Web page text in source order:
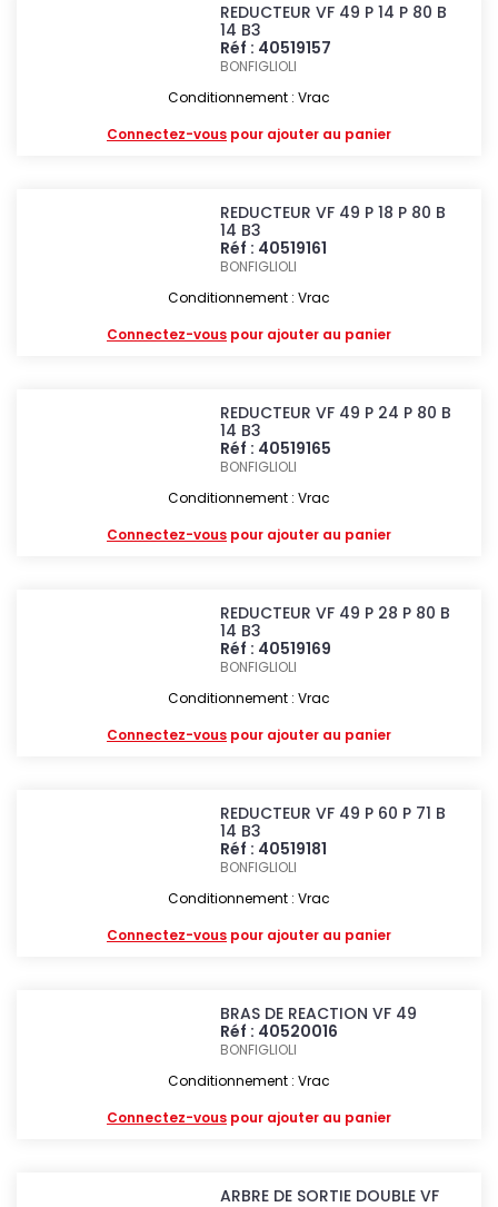
REDUCTEUR VF 49 P 14 P 80 B
14 B3
Réf : 40519157
BONFIGLIOLI
Conditionnement : Vrac
Connectez-vous pour ajouter au panier
REDUCTEUR VF 49 P 18 P 80 B
14 B3
Réf : 40519161
BONFIGLIOLI
Conditionnement : Vrac
Connectez-vous pour ajouter au panier
REDUCTEUR VF 49 P 24 P 80 B
14 B3
Réf : 40519165
BONFIGLIOLI
Conditionnement : Vrac
Connectez-vous pour ajouter au panier
REDUCTEUR VF 49 P 28 P 80 B
14 B3
Réf : 40519169
BONFIGLIOLI
Conditionnement : Vrac
Connectez-vous pour ajouter au panier
REDUCTEUR VF 49 P 60 P 71 B
14 B3
Réf : 40519181
BONFIGLIOLI
Conditionnement : Vrac
Connectez-vous pour ajouter au panier
BRAS DE REACTION VF 49
Réf : 40520016
BONFIGLIOLI
Conditionnement : Vrac
Connectez-vous pour ajouter au panier
ARBRE DE SORTIE DOUBLE VF